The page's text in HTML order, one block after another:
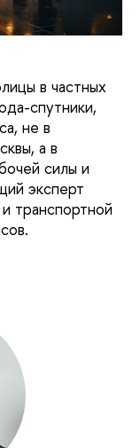
в частных
спутники,
не в
а в
силы и
эксперт
транспортной